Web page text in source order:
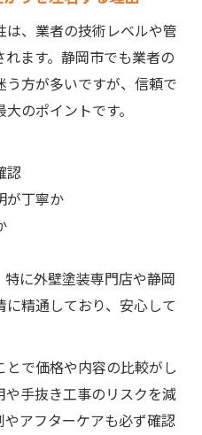
、業者の技術レベルや管
ます。静岡市でも業者の
方が多いですが、信頼で
のポイントです。
認
が丁寧か
に外壁塗装専門店や静岡
精通しており、安心して
で価格や内容の比較がし
手抜き工事のリスクを減
アフターケアも必ず確認